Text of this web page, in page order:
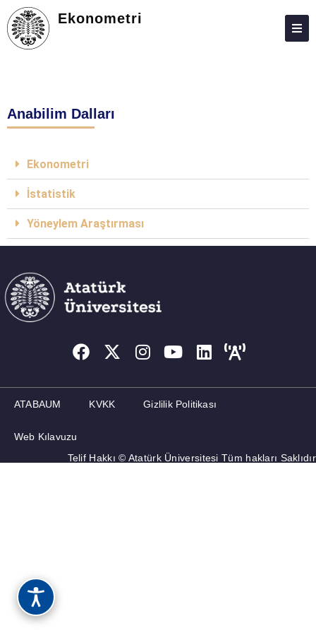
Ekonometri
KIŞILER
TOPLUMA KATKI
İLETIŞIM
MEZUN İZLEME
Anabilim Dalları
Ekonometri
İstatistik
Yöneylem Araştırması
ATABAUM KVKK Gizlilik Politikası
Web Kılavuzu
Telif Hakkı © Atatürk Üniversitesi Tüm hakları Saklıdır